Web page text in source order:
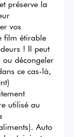
préserve la
vos
film étirable
! Il peut
décongeler
ce cas-là,
utilisé au
Auto